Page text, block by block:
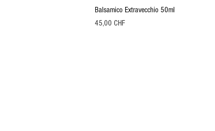
Aperçu rapide
Balsamico Extravecchio 50ml
Prix
45,00 CHF